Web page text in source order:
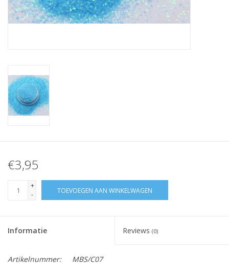
Beauty Producten
Hema free line/Hypoallergenic
Nail Mist
€3,95
+
-
TOEVOEGEN AAN WINKELWAGEN
Informatie Reviews (0)
Artikelnummer:
MBS/C07